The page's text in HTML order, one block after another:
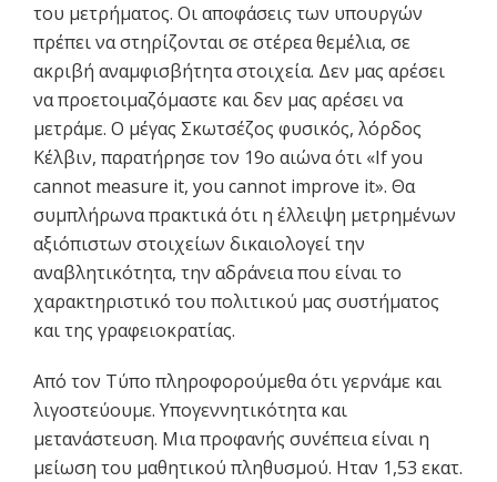
του μετρήματος. Οι αποφάσεις των υπουργών
πρέπει να στηρίζονται σε στέρεα θεμέλια, σε
ακριβή αναμφισβήτητα στοιχεία. Δεν μας αρέσει
να προετοιμαζόμαστε και δεν μας αρέσει να
μετράμε. Ο μέγας Σκωτσέζος φυσικός, λόρδος
Κέλβιν, παρατήρησε τον 19ο αιώνα ότι «If you
cannot measure it, you cannot improve it». Θα
συμπλήρωνα πρακτικά ότι η έλλειψη μετρημένων
αξιόπιστων στοιχείων δικαιολογεί την
αναβλητικότητα, την αδράνεια που είναι το
χαρακτηριστικό του πολιτικού μας συστήματος
και της γραφειοκρατίας.
Από τον Tύπο πληροφορούμεθα ότι γερνάμε και
λιγοστεύουμε. Υπογεννητικότητα και
μετανάστευση. Μια προφανής συνέπεια είναι η
μείωση του μαθητικού πληθυσμού. Ηταν 1,53 εκατ.